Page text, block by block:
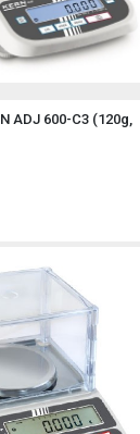
ADJ 600-C3 (120g,